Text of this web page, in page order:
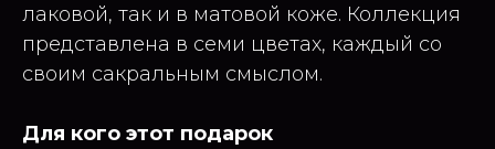
лаковой, так и в матовой коже. Коллекция
представлена в семи цветах, каждый со
своим сакральным смыслом.
Для кого этот подарок